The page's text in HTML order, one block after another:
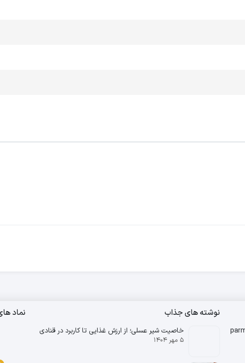
نوشته های جذاب
خاصیت شیر عسلی؛ از ارزش غذایی تا کاربرد در قنادی
۵ مهر ۱۴۰۴
نماد